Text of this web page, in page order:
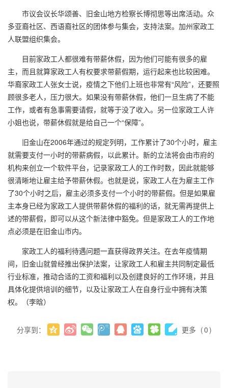
市议会议长华颂善、旧金山地方检察长博彻思等出席活动。众
多亚裔社区、西语裔社区的团体参与集会，支持法案。加州家政工
人联盟组织集会。
目前家政工人都很难有带薪休假，因为他们可能有很多的雇
主，而且就算家政工人有权要求带薪假期，运行起来也比较困难。
华裔家政工人张女士说，疫情之下他们上班也非常有“风险”，还要照
顾很多老人，压力很大。如果没有带薪休假，他们一旦生病了不能
工作，或者有急事需要请假，就等于没了收入。另一位家政工人许
小姐也说，带薪休假就是给自己一个“保障”。
旧金山在2006年通过的规定列明，工作累计了30个小时，雇主
就需要支付一小时的带薪病假，以此累计。新的立法将会由市府的
机构来创立一个软件平台，记录家政工人的工作时数，因此就能够
很清晰地让雇主给予带薪休假。也就是说，家政工人在为雇主工作
了30个小时之后，雇主必须多支付一个小时的带薪假。但是如果雇
主本身已经为家政工人提供带薪休假的福利的话，就无需再提供上
述的带薪假，即可以从这个新法律中豁免。但是家政工人的工作地
点必须是在旧金山市内。
家政工人的福利待遇问题一直获得政界关注。在去年疫情期
间，旧金山就曾经推出保护法案，让家政工人和雇主共同制定最低
行业标准，推动合适的工资和福利以及创建良好的工作环境，并且
具体化提供培训的细节，以及让家政工人在自身行业中拥有决策
权。（李晗）
分享到： 更多 (0)